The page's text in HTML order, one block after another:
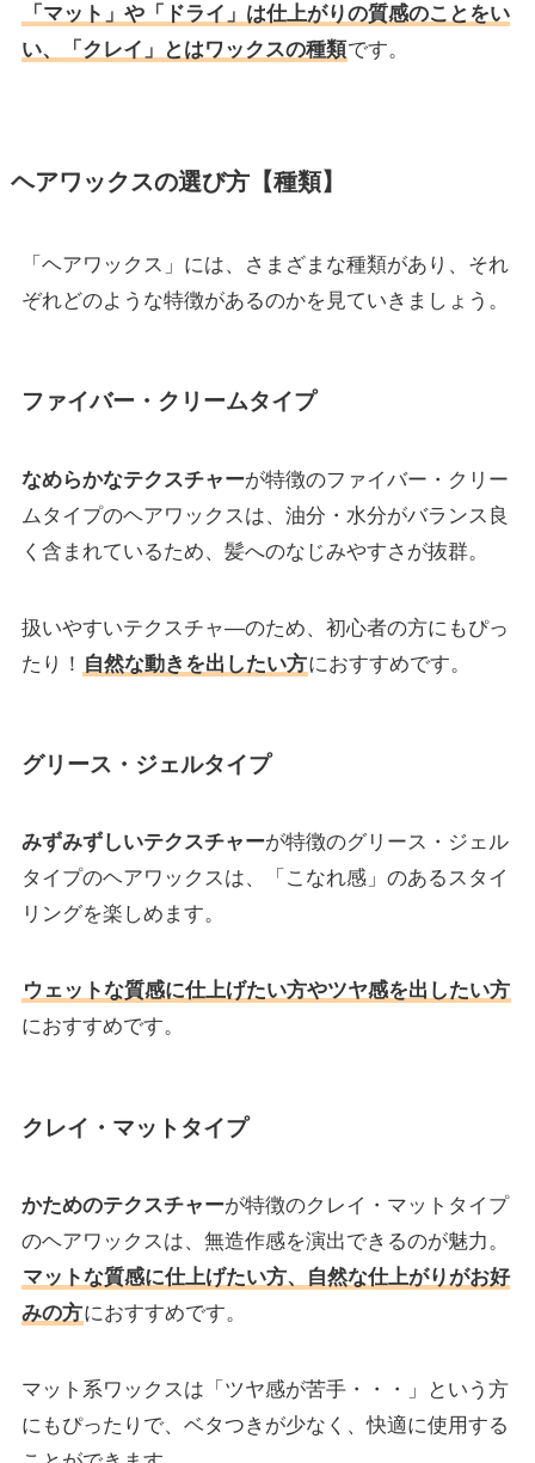
「マット」や「ドライ」は仕上がりの質感のことをい
い、「クレイ」とはワックスの種類です。
ヘアワックスの選び方【種類】
「ヘアワックス」には、さまざまな種類があり、それ
ぞれどのような特徴があるのかを見ていきましょう。
ファイバー・クリームタイプ
なめらかなテクスチャーが特徴のファイバー・クリー
ムタイプのヘアワックスは、油分・水分がバランス良
く含まれているため、髪へのなじみやすさが抜群。
扱いやすいテクスチャ―のため、初心者の方にもぴっ
たり！ 自然な動きを出したい方におすすめです。
グリース・ジェルタイプ
みずみずしいテクスチャーが特徴のグリース・ジェル
タイプのヘアワックスは、「こなれ感」のあるスタイ
リングを楽しめます。
ウェットな質感に仕上げたい方やツヤ感を出したい方
におすすめです。
クレイ・マットタイプ
かためのテクスチャーが特徴のクレイ・マットタイプ
のヘアワックスは、無造作感を演出できるのが魅力。
マットな質感に仕上げたい方、自然な仕上がりがお好
みの方におすすめです。
マット系ワックスは「ツヤ感が苦手・・・」という方
にもぴったりで、ベタつきが少なく、快適に使用する